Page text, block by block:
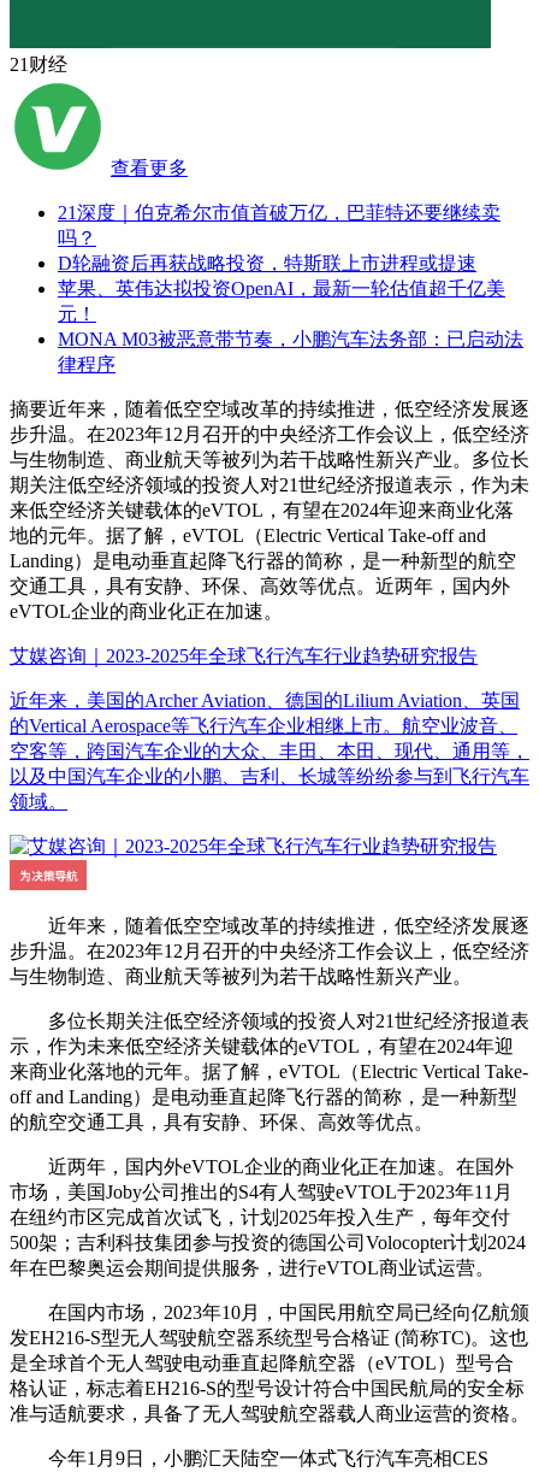
21财经
查看更多
21深度｜伯克希尔市值首破万亿，巴菲特还要继续卖
吗？
D轮融资后再获战略投资，特斯联上市进程或提速
苹果、英伟达拟投资OpenAI，最新一轮估值超千亿美
元！
MONA M03被恶意带节奏，小鹏汽车法务部：已启动法
律程序
摘要近年来，随着低空空域改革的持续推进，低空经济发展逐
步升温。在2023年12月召开的中央经济工作会议上，低空经济
与生物制造、商业航天等被列为若干战略性新兴产业。多位长
期关注低空经济领域的投资人对21世纪经济报道表示，作为未
来低空经济关键载体的eVTOL，有望在2024年迎来商业化落
地的元年。据了解，eVTOL（Electric Vertical Take-off and
Landing）是电动垂直起降飞行器的简称，是一种新型的航空
交通工具，具有安静、环保、高效等优点。近两年，国内外
eVTOL企业的商业化正在加速。
艾媒咨询｜2023-2025年全球飞行汽车行业趋势研究报告
近年来，美国的Archer Aviation、德国的Lilium Aviation、英国
的Vertical Aerospace等飞行汽车企业相继上市。航空业波音、
空客等，跨国汽车企业的大众、丰田、本田、现代、通用等，
以及中国汽车企业的小鹏、吉利、长城等纷纷参与到飞行汽车
领域。
近年来，随着低空空域改革的持续推进，低空经济发展逐
步升温。在2023年12月召开的中央经济工作会议上，低空经济
与生物制造、商业航天等被列为若干战略性新兴产业。
多位长期关注低空经济领域的投资人对21世纪经济报道表
示，作为未来低空经济关键载体的eVTOL，有望在2024年迎
来商业化落地的元年。据了解，eVTOL（Electric Vertical Take-
off and Landing）是电动垂直起降飞行器的简称，是一种新型
的航空交通工具，具有安静、环保、高效等优点。
近两年，国内外eVTOL企业的商业化正在加速。在国外
市场，美国Joby公司推出的S4有人驾驶eVTOL于2023年11月
在纽约市区完成首次试飞，计划2025年投入生产，每年交付
500架；吉利科技集团参与投资的德国公司Volocopter计划2024
年在巴黎奥运会期间提供服务，进行eVTOL商业试运营。
在国内市场，2023年10月，中国民用航空局已经向亿航颁
发EH216-S型无人驾驶航空器系统型号合格证 (简称TC)。这也
是全球首个无人驾驶电动垂直起降航空器（eVTOL）型号合
格认证，标志着EH216-S的型号设计符合中国民航局的安全标
准与适航要求，具备了无人驾驶航空器载人商业运营的资格。
今年1月9日，小鹏汇天陆空一体式飞行汽车亮相CES